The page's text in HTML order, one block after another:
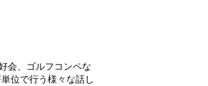
会、ゴルフコンペな
位で行う様々な話し